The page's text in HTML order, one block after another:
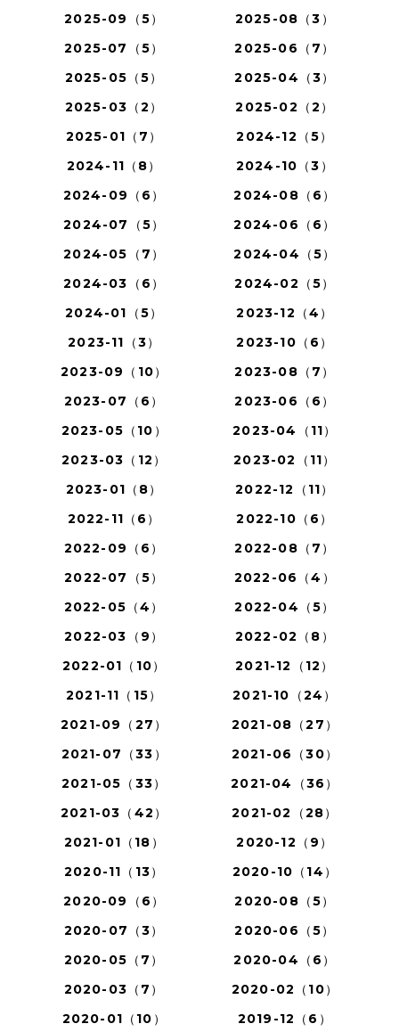
2025-09（5）
2025-08（3）
2025-07（5）
2025-06（7）
2025-05（5）
2025-04（3）
2025-03（2）
2025-02（2）
2025-01（7）
2024-12（5）
2024-11（8）
2024-10（3）
2024-09（6）
2024-08（6）
2024-07（5）
2024-06（6）
2024-05（7）
2024-04（5）
2024-03（6）
2024-02（5）
2024-01（5）
2023-12（4）
2023-11（3）
2023-10（6）
2023-09（10）
2023-08（7）
2023-07（6）
2023-06（6）
2023-05（10）
2023-04（11）
2023-03（12）
2023-02（11）
2023-01（8）
2022-12（11）
2022-11（6）
2022-10（6）
2022-09（6）
2022-08（7）
2022-07（5）
2022-06（4）
2022-05（4）
2022-04（5）
2022-03（9）
2022-02（8）
2022-01（10）
2021-12（12）
2021-11（15）
2021-10（24）
2021-09（27）
2021-08（27）
2021-07（33）
2021-06（30）
2021-05（33）
2021-04（36）
2021-03（42）
2021-02（28）
2021-01（18）
2020-12（9）
2020-11（13）
2020-10（14）
2020-09（6）
2020-08（5）
2020-07（3）
2020-06（5）
2020-05（7）
2020-04（6）
2020-03（7）
2020-02（10）
2020-01（10）
2019-12（6）